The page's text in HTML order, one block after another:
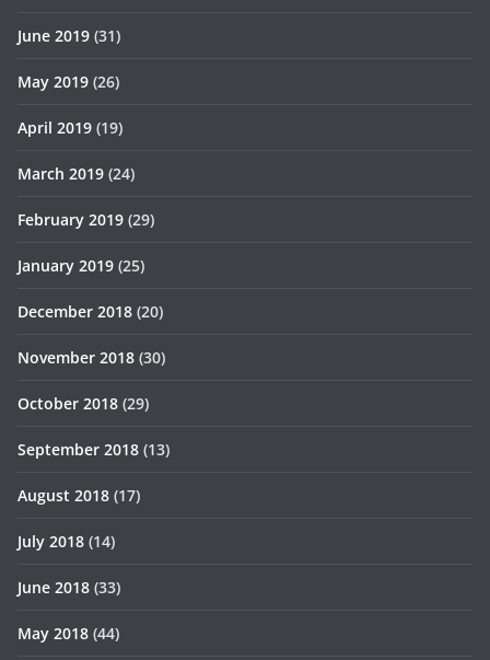
June 2019 (31)
May 2019 (26)
April 2019 (19)
March 2019 (24)
February 2019 (29)
January 2019 (25)
December 2018 (20)
November 2018 (30)
October 2018 (29)
September 2018 (13)
August 2018 (17)
July 2018 (14)
June 2018 (33)
May 2018 (44)